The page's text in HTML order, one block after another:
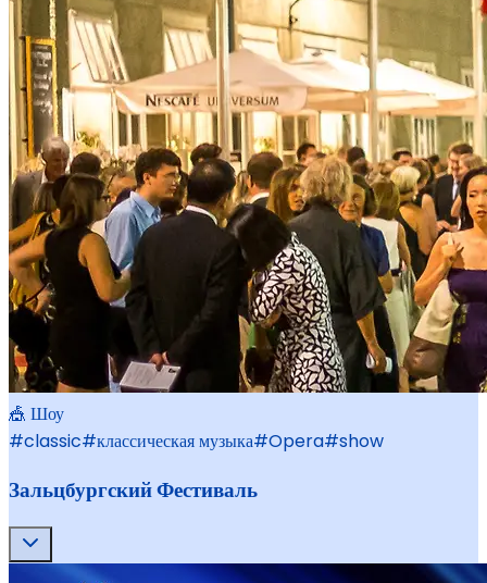
🎪 Шоу
#classic#классическая музыка#Opera#show
Зальцбургский Фестиваль